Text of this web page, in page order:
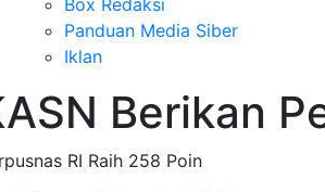
Box Redaksi
Panduan Media Siber
Iklan
Berikan
RI Raih 258 Poin